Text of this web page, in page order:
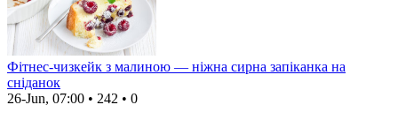
Фітнес-чизкейк з малиною — ніжна сирна запіканка на
сніданок
26-Jun, 07:00 • 242 • 0